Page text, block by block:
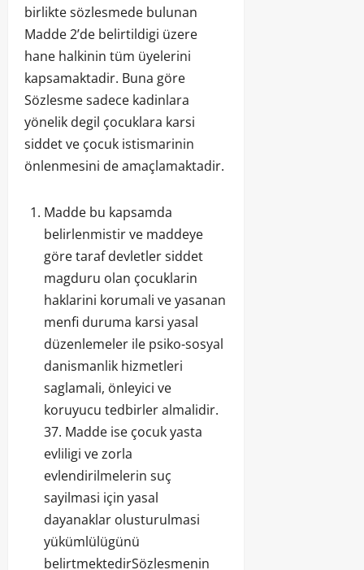
birlikte sözlesmede bulunan
Madde 2’de belirtildigi üzere
hane halkinin tüm üyelerini
kapsamaktadir. Buna göre
Sözlesme sadece kadinlara
yönelik degil çocuklara karsi
siddet ve çocuk istismarinin
önlenmesini de amaçlamaktadir.
Madde bu kapsamda
belirlenmistir ve maddeye
göre taraf devletler siddet
magduru olan çocuklarin
haklarini korumali ve yasanan
menfi duruma karsi yasal
düzenlemeler ile psiko-sosyal
danismanlik hizmetleri
saglamali, önleyici ve
koruyucu tedbirler almalidir.
37. Madde ise çocuk yasta
evliligi ve zorla
evlendirilmelerin suç
sayilmasi için yasal
dayanaklar olusturulmasi
yükümlülügünü
belirtmektedirSözlesmenin